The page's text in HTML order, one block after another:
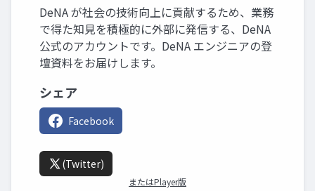
DeNA が社会の技術向上に貢献するため、業務
で得た知見を積極的に外部に発信する、DeNA
公式のアカウントです。DeNA エンジニアの登
壇資料をお届けします。
シェア
Facebook
(Twitter)
またはPlayer版